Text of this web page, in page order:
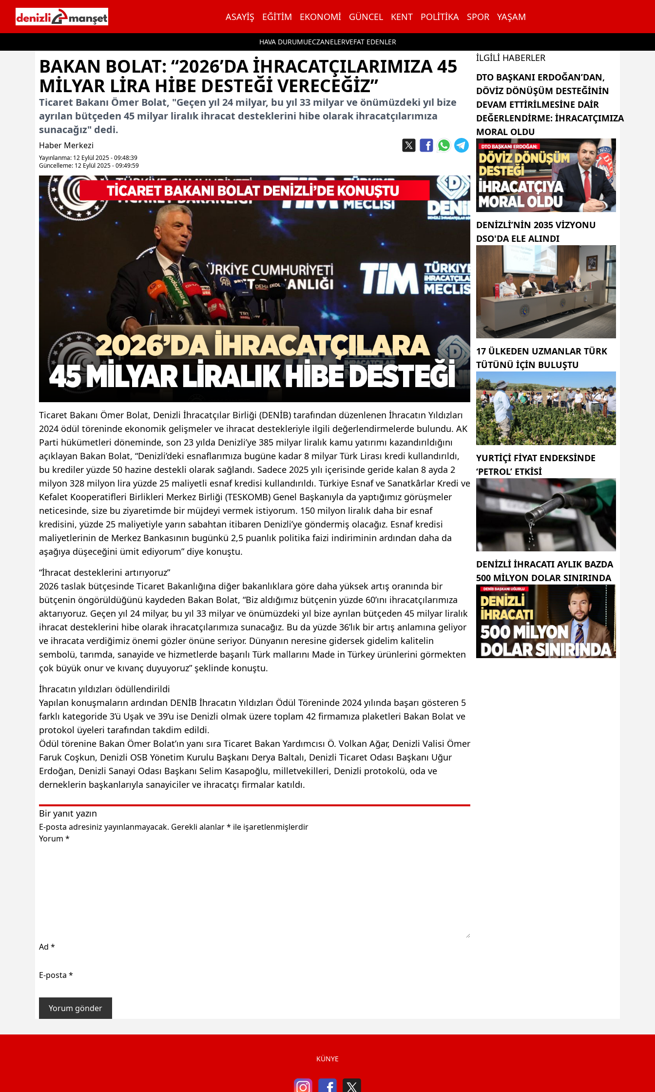
ASAYIŞ EĞITIM EKONOMI GÜNCEL KENT POLITIKA SPOR YAŞAM
HAVA DURUMUECZANELERVEFAT EDENLER
BAKAN BOLAT: “2026’DA IHRACATÇILARIMIZA 45
MILYAR LIRA HIBE DESTEĞI VERECEĞIZ”
Ticaret Bakanı Ömer Bolat, "Geçen yıl 24 milyar, bu yıl 33 milyar ve önümüzdeki yıl bize
ayrılan bütçeden 45 milyar liralık ihracat desteklerini hibe olarak ihracatçılarımıza
sunacağız" dedi.
Haber Merkezi
Yayınlanma: 12 Eylül 2025 - 09:48:39
Güncelleme: 12 Eylül 2025 - 09:49:59
Ticaret Bakanı Ömer Bolat, Denizli İhracatçılar Birliği (DENİB) tarafından düzenlenen İhracatın Yıldızları
2024 ödül töreninde ekonomik gelişmeler ve ihracat destekleriyle ilgili değerlendirmelerde bulundu. AK
Parti hükümetleri döneminde, son 23 yılda Denizli’ye 385 milyar liralık kamu yatırımı kazandırıldığını
açıklayan Bakan Bolat, “Denizli’deki esnaflarımıza bugüne kadar 8 milyar Türk Lirası kredi kullandırıldı,
bu krediler yüzde 50 hazine destekli olarak sağlandı. Sadece 2025 yılı içerisinde geride kalan 8 ayda 2
milyon 328 milyon lira yüzde 25 maliyetli esnaf kredisi kullandırıldı. Türkiye Esnaf ve Sanatkârlar Kredi ve
Kefalet Kooperatifleri Birlikleri Merkez Birliği (TESKOMB) Genel Başkanıyla da yaptığımız görüşmeler
neticesinde, size bu ziyaretimde bir müjdeyi vermek istiyorum. 150 milyon liralık daha bir esnaf
kredisini, yüzde 25 maliyetiyle yarın sabahtan itibaren Denizli’ye göndermiş olacağız. Esnaf kredisi
maliyetlerinin de Merkez Bankasının bugünkü 2,5 puanlık politika faizi indiriminin ardından daha da
aşağıya düşeceğini ümit ediyorum” diye konuştu.
“İhracat desteklerini artırıyoruz”
2026 taslak bütçesinde Ticaret Bakanlığına diğer bakanlıklara göre daha yüksek artış oranında bir
bütçenin öngörüldüğünü kaydeden Bakan Bolat, “Biz aldığımız bütçenin yüzde 60’ını ihracatçılarımıza
aktarıyoruz. Geçen yıl 24 milyar, bu yıl 33 milyar ve önümüzdeki yıl bize ayrılan bütçeden 45 milyar liralık
ihracat desteklerini hibe olarak ihracatçılarımıza sunacağız. Bu da yüzde 36’lık bir artış anlamına geliyor
ve ihracata verdiğimiz önemi gözler önüne seriyor. Dünyanın neresine gidersek gidelim kalitelin
sembolü, tarımda, sanayide ve hizmetlerde başarılı Türk mallarını Made in Türkey ürünlerini görmekten
çok büyük onur ve kıvanç duyuyoruz” şeklinde konuştu.
İhracatın yıldızları ödüllendirildi
Yapılan konuşmaların ardından DENİB İhracatın Yıldızları Ödül Töreninde 2024 yılında başarı gösteren 5
farklı kategoride 3’ü Uşak ve 39’u ise Denizli olmak üzere toplam 42 firmamıza plaketleri Bakan Bolat ve
protokol üyeleri tarafından takdim edildi.
Ödül törenine Bakan Ömer Bolat’ın yanı sıra Ticaret Bakan Yardımcısı Ö. Volkan Ağar, Denizli Valisi Ömer
Faruk Coşkun, Denizli OSB Yönetim Kurulu Başkanı Derya Baltalı, Denizli Ticaret Odası Başkanı Uğur
Erdoğan, Denizli Sanayi Odası Başkanı Selim Kasapoğlu, milletvekilleri, Denizli protokolü, oda ve
derneklerin başkanlarıyla sanayiciler ve ihracatçı firmalar katıldı.
Bir yanıt yazın
E-posta adresiniz yayınlanmayacak. Gerekli alanlar* ile işaretlenmişlerdir
Yorum *
Ad *
E-posta *
İLGILI HABERLER
DTO BAŞKANI ERDOĞAN’DAN,
DÖVIZ DÖNÜŞÜM DESTEĞININ
DEVAM ETTIRILMESINE DAIR
DEĞERLENDIRME: İHRACATÇIMIZA
MORAL OLDU
DENIZLI’NIN 2035 VIZYONU
DSO'DA ELE ALINDI
17 ÜLKEDEN UZMANLAR TÜRK
TÜTÜNÜ IÇIN BULUŞTU
YURTIÇI FIYAT ENDEKSINDE
‘PETROL’ ETKISI
DENIZLI IHRACATI AYLIK BAZDA
500 MILYON DOLAR SINIRINDA
KÜNYE